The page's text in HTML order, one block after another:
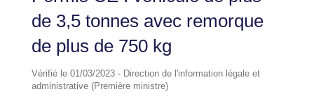
de 3,5 tonnes avec remorque
de plus de 750 kg
Vérifié le 01/03/2023 - Direction de l'information légale et
administrative (Première ministre)